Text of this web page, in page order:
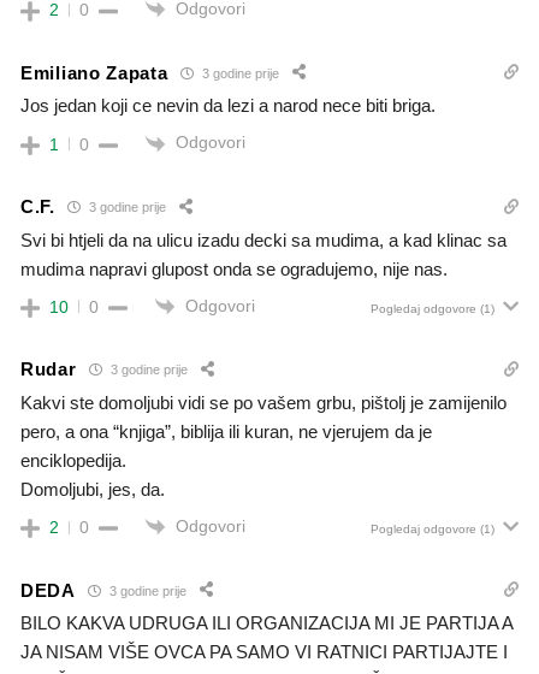
2 0 Odgovori
Emiliano Zapata 3 godine prije
Jos jedan koji ce nevin da lezi a narod nece biti briga.
1 0 Odgovori
C.F. 3 godine prije
Svi bi htjeli da na ulicu izadu decki sa mudima, a kad klinac sa
mudima napravi glupost onda se ogradujemo, nije nas.
10 0 Odgovori Pogledaj odgovore (1)
Rudar 3 godine prije
Kakvi ste domoljubi vidi se po vašem grbu, pištolj je zamijenilo
pero, a ona “knjiga”, biblija ili kuran, ne vjerujem da je
enciklopedija.
Domoljubi, jes, da.
2 0 Odgovori Pogledaj odgovore (1)
DEDA 3 godine prije
BILO KAKVA UDRUGA ILI ORGANIZACIJA MI JE PARTIJA A
JA NISAM VIŠE OVCA PA SAMO VI RATNICI PARTIJAJTE I